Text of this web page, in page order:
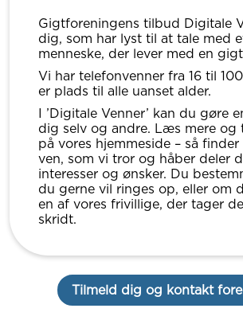
Gigtforeningens tilbud Digitale
dig, som har lyst til at tale med
menneske, der lever med en
Vi har telefonvenner fra 16 til
er plads til alle uanset alder.
I ’Digitale Venner’ kan du gøre
dig selv og andre. Læs mere og
på vores hjemmeside – så
ven, som vi tror og håber deler
interesser og ønsker. Du
du gerne vil ringes op, eller om
en af vores frivillige, der tager
skridt.
Tilmeld dig og kontakt